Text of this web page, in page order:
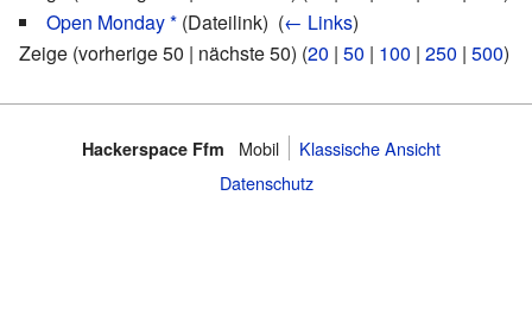
Open Monday * (Dateilink) ‎ (← Links)
Zeige (vorherige 50 | nächste 50) (20 | 50 | 100 | 250 | 500)
Hackerspace Ffm Mobil
Klassische Ansicht
Datenschutz